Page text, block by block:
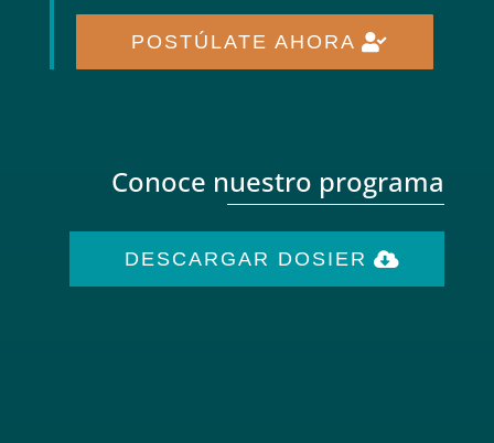
POSTÚLATE AHORA
Conoce nuestro programa
DESCARGAR DOSIER